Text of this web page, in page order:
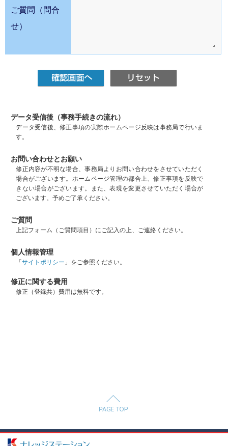
ご質問（問合
せ）
データ受信後（事務手続きの流れ）
データ受信後、修正事項の実際ホームページ反映は事務局で行いま
す。
お問い合わせとお願い
修正内容が不明な場合、事務局よりお問い合わせをさせていただく
場合がございます。ホームページ管理の都合上、修正事項を反映で
きない場合がございます。また、表現を変更させていただく場合が
ございます。予めご了承ください。
ご質問
上記フォーム（ご質問項目）にご記入の上、ご連絡ください。
個人情報管理
「サイトポリシー 」をご参照ください。
修正に関する費用
修正（登録共）費用は無料です。